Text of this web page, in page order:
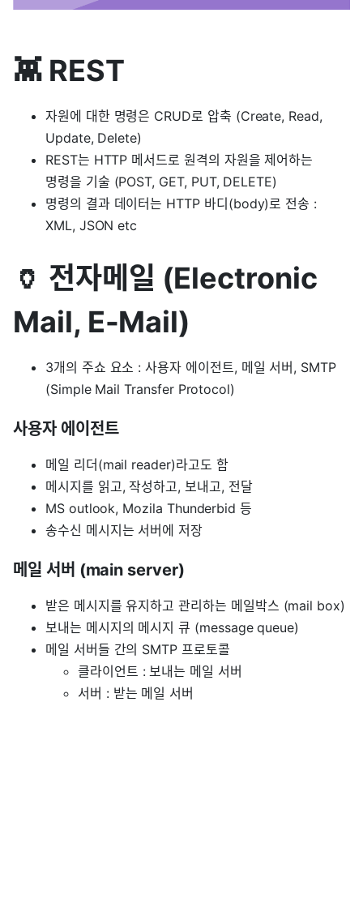
👾 REST
자원에 대한 명령은 CRUD로 압축 (Create, Read,
Update, Delete)
REST는 HTTP 메서드로 원격의 자원을 제어하는
명령을 기술 (POST, GET, PUT, DELETE)
명령의 결과 데이터는 HTTP 바디(body)로 전송 :
XML, JSON etc
🏺 전자메일 (Electronic
Mail, E-Mail)
3개의 주쇼 요소 : 사용자 에이전트, 메일 서버, SMTP
(Simple Mail Transfer Protocol)
사용자 에이전트
메일 리더(mail reader)라고도 함
메시지를 읽고, 작성하고, 보내고, 전달
MS outlook, Mozila Thunderbid 등
송수신 메시지는 서버에 저장
메일 서버 (main server)
받은 메시지를 유지하고 관리하는 메일박스 (mail box)
보내는 메시지의 메시지 큐 (message queue)
메일 서버들 간의 SMTP 프로토콜
클라이언트 : 보내는 메일 서버
서버 : 받는 메일 서버